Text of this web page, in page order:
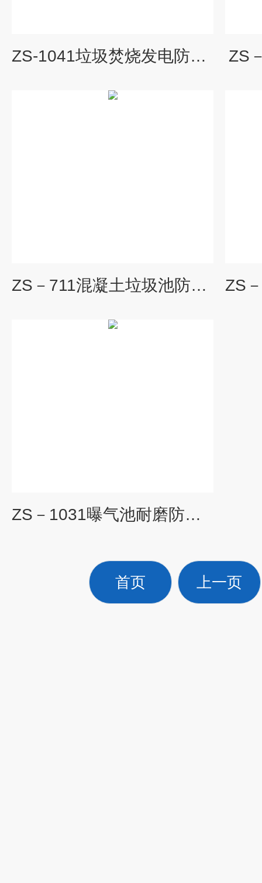
ZS-1041垃圾焚烧发电防腐涂料 ZS
ZS－711混凝土垃圾池防腐涂料
ZS－1031曝气池耐磨防腐涂料
首页 上一页